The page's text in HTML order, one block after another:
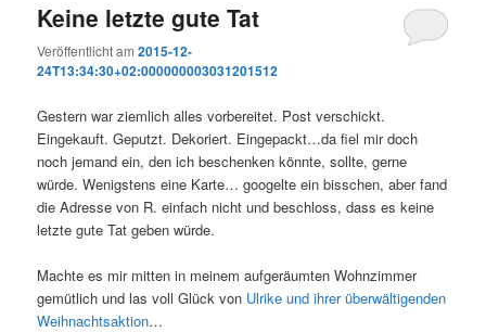
Keine letzte gute Tat
Veröffentlicht am2015-12-
24T13:34:30+02:000000003031201512
Gestern war ziemlich alles vorbereitet. Post verschickt.
Eingekauft. Geputzt. Dekoriert. Eingepackt…da fiel mir doch
noch jemand ein, den ich beschenken könnte, sollte, gerne
würde. Wenigstens eine Karte… googelte ein bisschen, aber fand
die Adresse von R. einfach nicht und beschloss, dass es keine
letzte gute Tat geben würde.
Machte es mir mitten in meinem aufgeräumten Wohnzimmer
gemütlich und las voll Glück von Ulrike und ihrer überwältigenden
Weihnachtsaktion…